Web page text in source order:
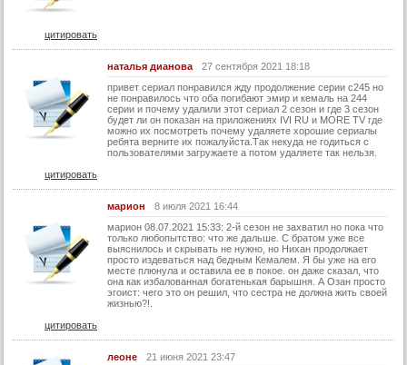
56 серия (суб)
57 серия (суб)
58 серия
59 серия
60 серия
60 серия (суб)
61 серия
62 серия
цитировать
наталья дианова
27 сентября 2021 18:18
привет сериал понравился жду продолжение серии с245 но
не понравилось что оба погибают эмир и кемаль на 244
серии и почему удалили этот сериал 2 сезон и где 3 сезон
будет ли он показан на приложениях IVI RU и MORE TV где
можно их посмотреть почему удаляете хорошие сериалы
ребята верните их пожалуйста.Так некуда не годиться с
пользователями загружаете а потом удаляете так нельзя.
цитировать
марион
8 июля 2021 16:44
марион 08.07.2021 15:33: 2-й сезон не захватил но пока что
только любопытство: что же дальше. С братом уже все
выяснилось и скрывать не нужно, но Нихан продолжает
просто издеваться над бедным Кемалем. Я бы уже на его
месте плюнула и оставила ее в покое. он даже сказал, что
она как избалованная богатенькая барышня. А Озан просто
эгоист: чего это он решил, что сестра не должна жить своей
жизнью?!.
цитировать
леоне
21 июня 2021 23:47